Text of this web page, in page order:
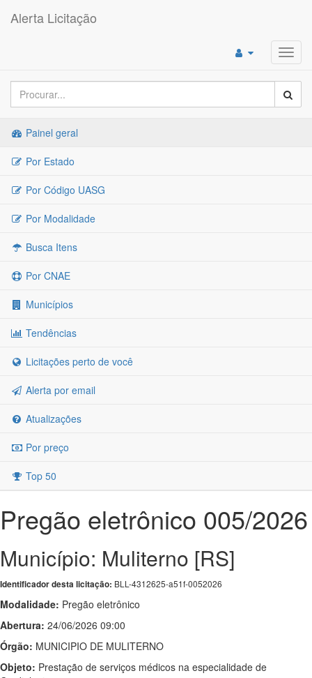
Alerta Licitação
Painel geral
Por Estado
Por Código UASG
Por Modalidade
Busca Itens
Por CNAE
Municípios
Tendências
Licitações perto de você
Alerta por email
Atualizações
Por preço
Top 50
Pregão eletrônico 005/2026
Município: Muliterno [RS]
Identificador desta licitação: BLL-4312625-a51f-0052026
Modalidade: Pregão eletrônico
Abertura: 24/06/2026 09:00
Órgão: MUNICIPIO DE MULITERNO
Objeto: Prestação de serviços médicos na especialidade de